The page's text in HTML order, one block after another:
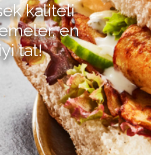
kaliteli
en
tat!